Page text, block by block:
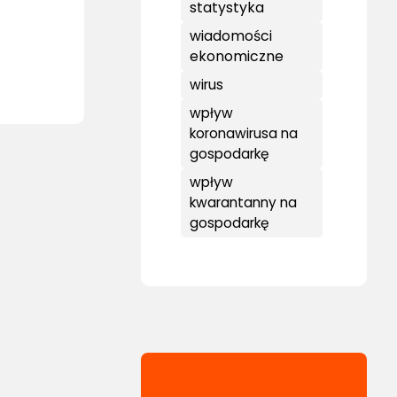
statystyka
wiadomości
ekonomiczne
wirus
wpływ
koronawirusa na
gospodarkę
wpływ
kwarantanny na
gospodarkę